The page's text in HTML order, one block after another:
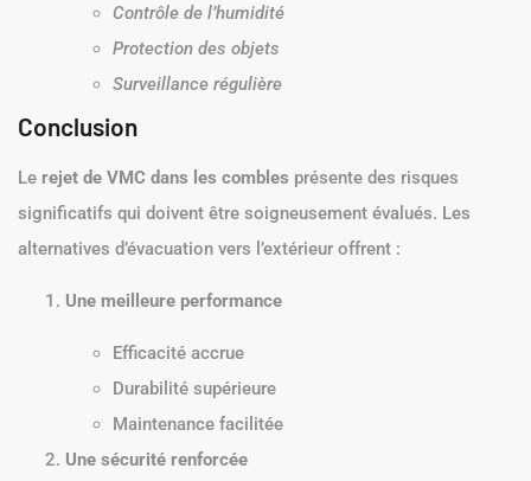
Contrôle de l’humidité
Protection des objets
Surveillance régulière
Conclusion
Le rejet de VMC dans les combles présente des risques
significatifs qui doivent être soigneusement évalués. Les
alternatives d’évacuation vers l’extérieur offrent :
Une meilleure performance
Efficacité accrue
Durabilité supérieure
Maintenance facilitée
Une sécurité renforcée